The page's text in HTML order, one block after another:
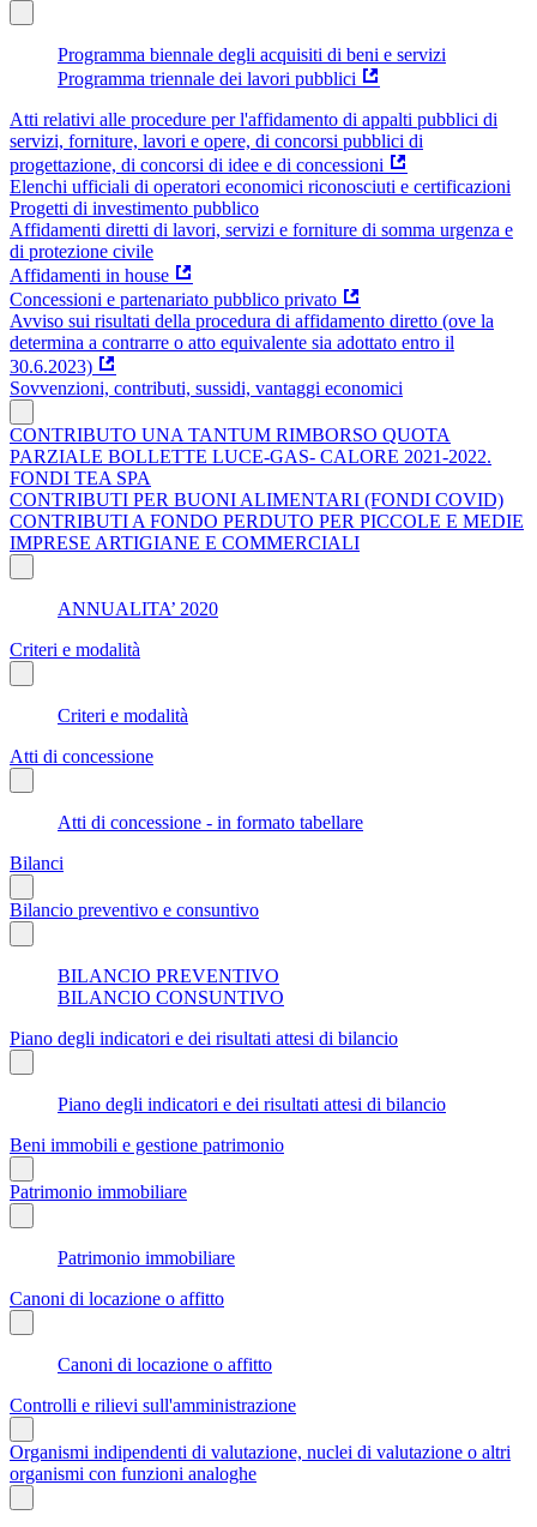
Programma biennale degli acquisiti di beni e servizi
Programma triennale dei lavori pubblici
Atti relativi alle procedure per l'affidamento di appalti pubblici di
servizi, forniture, lavori e opere, di concorsi pubblici di
progettazione, di concorsi di idee e di concessioni
Elenchi ufficiali di operatori economici riconosciuti e certificazioni
Progetti di investimento pubblico
Affidamenti diretti di lavori, servizi e forniture di somma urgenza e
di protezione civile
Affidamenti in house
Concessioni e partenariato pubblico privato
Avviso sui risultati della procedura di affidamento diretto (ove la
determina a contrarre o atto equivalente sia adottato entro il
30.6.2023)
Sovvenzioni, contributi, sussidi, vantaggi economici
CONTRIBUTO UNA TANTUM RIMBORSO QUOTA
PARZIALE BOLLETTE LUCE-GAS- CALORE 2021-2022.
FONDI TEA SPA
CONTRIBUTI PER BUONI ALIMENTARI (FONDI COVID)
CONTRIBUTI A FONDO PERDUTO PER PICCOLE E MEDIE
IMPRESE ARTIGIANE E COMMERCIALI
ANNUALITA’ 2020
Criteri e modalità
Criteri e modalità
Atti di concessione
Atti di concessione - in formato tabellare
Bilanci
Bilancio preventivo e consuntivo
BILANCIO PREVENTIVO
BILANCIO CONSUNTIVO
Piano degli indicatori e dei risultati attesi di bilancio
Piano degli indicatori e dei risultati attesi di bilancio
Beni immobili e gestione patrimonio
Patrimonio immobiliare
Patrimonio immobiliare
Canoni di locazione o affitto
Canoni di locazione o affitto
Controlli e rilievi sull'amministrazione
Organismi indipendenti di valutazione, nuclei di valutazione o altri
organismi con funzioni analoghe